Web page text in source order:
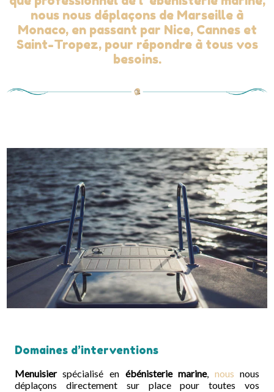
nous nous déplaçons de Marseille à
Monaco, en passant par Nice, Cannes et
Saint-Tropez, pour répondre à tous vos
besoins.
Domaines d’interventions
Menuisierspécialisé en ébénisterie marine, nous nous
déplaçons directement sur place pour toutes vos